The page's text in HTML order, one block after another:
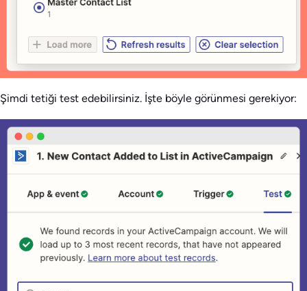
Şimdi tetiği test edebilirsiniz. İşte böyle görünmesi gerekiyor: